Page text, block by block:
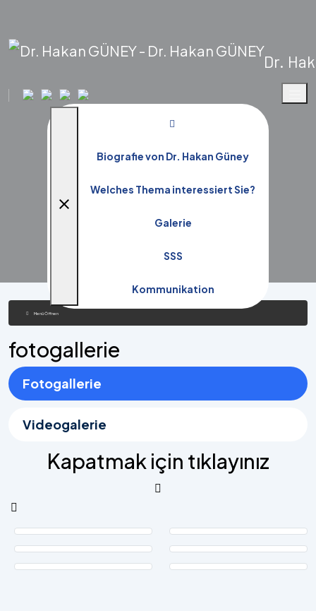
Dr.
close
Biografie von Dr. Hakan Güney
Welches Thema interessiert Sie?
Galerie
SSS
Kommunikation
Fotogallerie
Startseite Galerie Fotogallerie
Menü Öffnen
fotogallerie
Fotogallerie
Videogalerie
Kapatmak için tıklayınız